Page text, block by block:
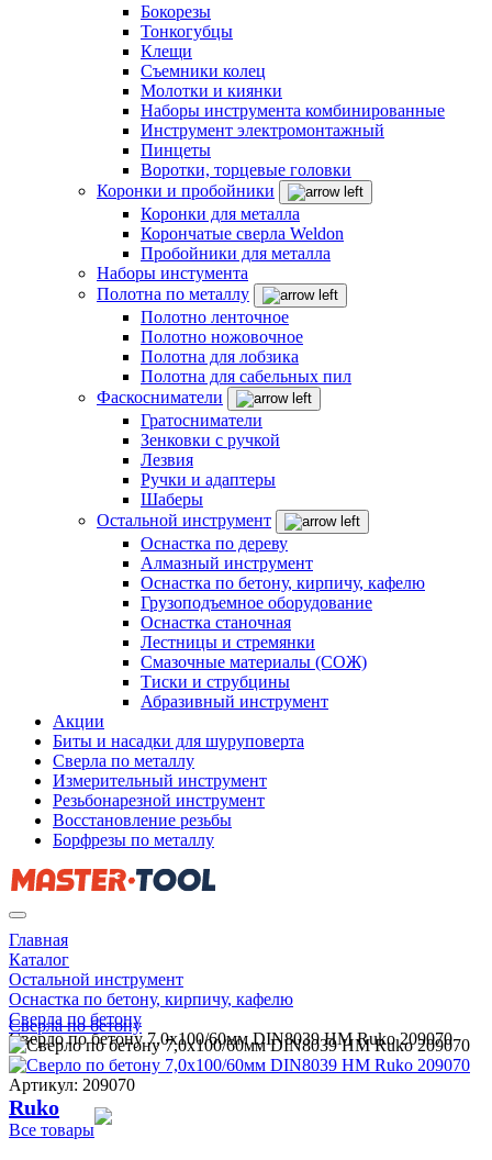
Бокорезы
Тонкогубцы
Клещи
Съемники колец
Молотки и киянки
Наборы инструмента комбинированные
Инструмент электромонтажный
Пинцеты
Воротки, торцевые головки
Коронки и пробойники
Коронки для металла
Корончатые сверла Weldon
Пробойники для металла
Наборы инстумента
Полотна по металлу
Полотно ленточное
Полотно ножовочное
Полотна для лобзика
Полотна для сабельных пил
Фаскосниматели
Гратосниматели
Зенковки с ручкой
Лезвия
Ручки и адаптеры
Шаберы
Остальной инструмент
Оснастка по дереву
Алмазный инструмент
Оснастка по бетону, кирпичу, кафелю
Грузоподъемное оборудование
Оснастка станочная
Лестницы и стремянки
Смазочные материалы (СОЖ)
Тиски и струбцины
Абразивный инструмент
Акции
Биты и насадки для шуруповерта
Сверла по металлу
Измерительный инструмент
Резьбонарезной инструмент
Восстановление резьбы
Борфрезы по металлу
Главная
Каталог
Остальной инструмент
Оснастка по бетону, кирпичу, кафелю
Сверла по бетону
Сверло по бетону 7,0x100/60мм DIN8039 HM Ruko 209070
Сверла по бетону
Артикул: 209070
Ruko
Все товары